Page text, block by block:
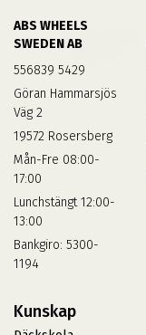
ABS WHEELS
SWEDEN AB
556839 5429
Göran Hammarsjös
Väg 2
19572 Rosersberg
Mån-Fre 08:00-
17:00
Lunchstängt 12:00-
13:00
Bankgiro: 5300-
1194
Kunskap